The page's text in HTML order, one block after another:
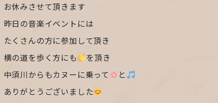
サイトマップ
ガレージ&ガーデンのガーデンアーツ
お休みさせて頂きます
昨日の音楽イベントには
たくさんの方に参加して頂き
横の道を歩く方にも
を頂き
中須川からもカヌーに乗って
と
ありがとうございました